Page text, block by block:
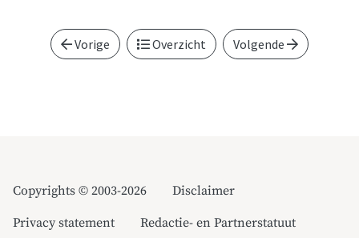
Vorige Overzicht Volgende
Copyrights © 2003-2026
Disclaimer
Privacy statement
Redactie- en Partnerstatuut